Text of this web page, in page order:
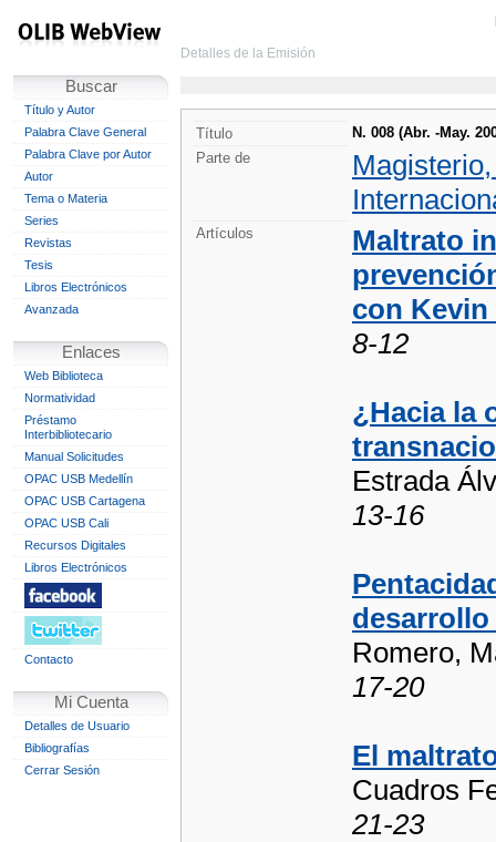
Buscar
Título y Autor
Palabra Clave General
Palabra Clave por Autor
Autor
Tema o Materia
Series
Revistas
Tesis
Libros Electrónicos
Avanzada
Enlaces
Web Biblioteca
Normatividad
Préstamo
Interbibliotecario
Manual Solicitudes
OPAC USB Medellín
OPAC USB Cartagena
OPAC USB Cali
Recursos Digitales
Libros Electrónicos
Contacto
Mi Cuenta
Detalles de Usuario
Bibliografías
Cerrar Sesión
Detalles de la Emisión
Título
N. 008 (Abr. -May.
Parte de
Artículos
Maltrato
con
8-12
¿Hacia la
Estrada
13-16
desarrollo
Romero,
17-20
El
Cuadros
21-23